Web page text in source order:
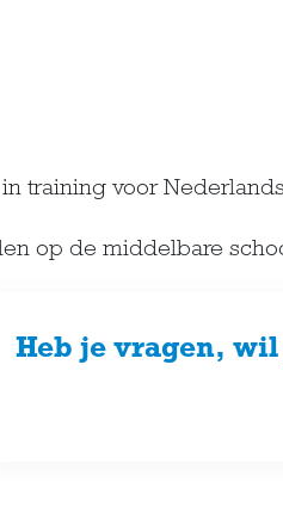
training voor
op de middelbare
Heb je vragen,